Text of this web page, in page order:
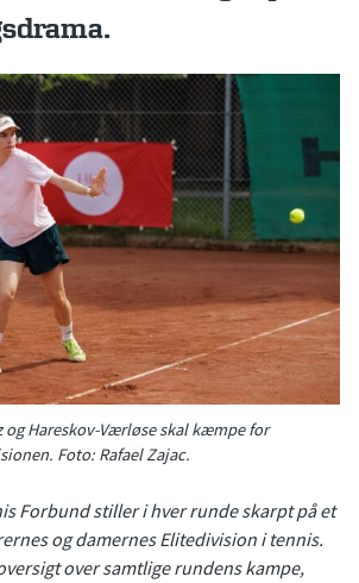
og Hareskov-Værløse skal kæmpe for
Foto: Rafael Zajac.
Forbund stiller i hver runde skarpt på et
og damernes Elitedivision i tennis.
over samtlige rundens kampe,